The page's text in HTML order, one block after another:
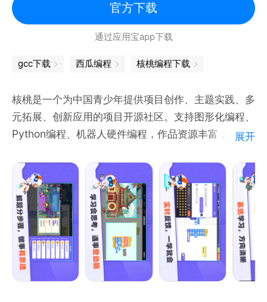
官方下载
通过应用宝app下载
gcc下载 西瓜编程 核桃编程下载
核桃是一个为中国青少年提供项目创作、主题实践、多
元拓展、创新应用的项目开源社区。支持图形化编程、
Python编程、机器人硬件编程，作品资源丰富，让创
过编程项目有效锻炼分散思维、框架思维、抽象思维、
发散思维，全面提升逻辑思维能力。
展开